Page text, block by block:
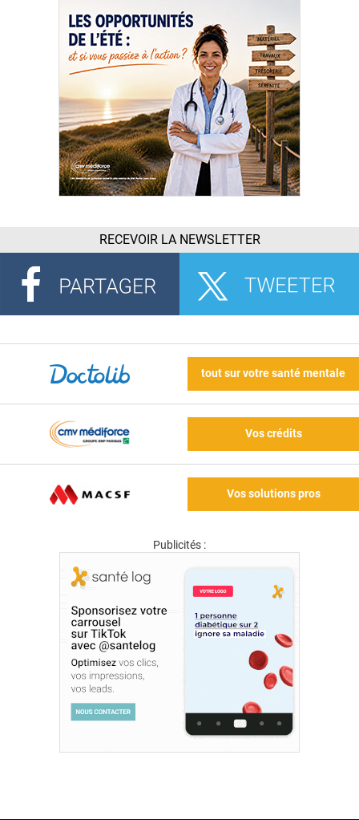
RECEVOIR LA NEWSLETTER
tout sur votre santé mentale
Vos crédits
Vos solutions pros
Publicités :